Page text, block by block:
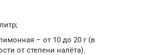
– от 10 до 20 г (в
от степени налёта).